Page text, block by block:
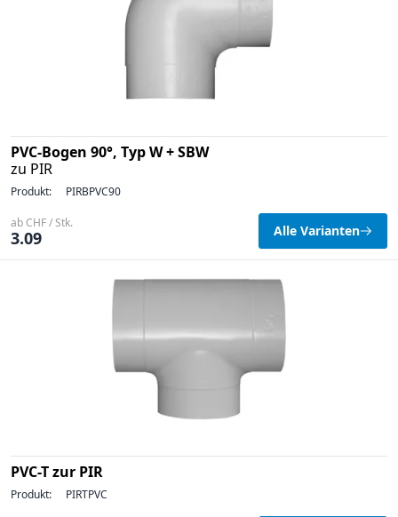
PVC-Bogen 90°, Typ W + SBW
zu PIR
Produkt: PIRBPVC90
ab CHF / Stk.
3.09 Alle Varianten
PVC-T zur PIR
Produkt: PIRTPVC